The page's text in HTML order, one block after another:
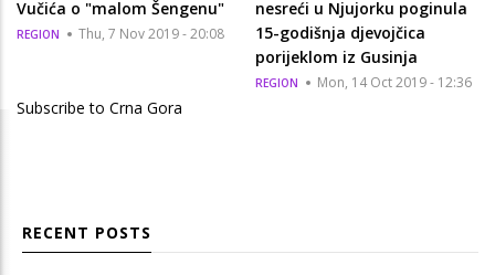
Vučića o "malom Šengenu"
REGION Thu, 7 Nov 2019 - 20:08
nesreći u Njujorku poginula
15-godišnja djevojčica
porijeklom iz Gusinja
REGION Mon, 14 Oct 2019 - 12:36
Subscribe to Crna Gora
RECENT POSTS